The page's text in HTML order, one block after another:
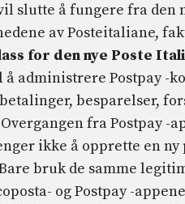
slutte å fungere fra den
av Posteitaliane,
for den nye Poste
administrere Postpay -
besparelser,
fra Postpay
ikke å opprette en
bruk de samme
og Postpay -